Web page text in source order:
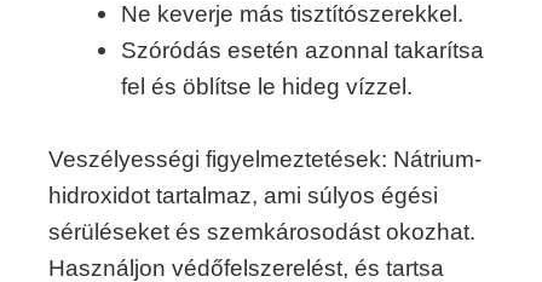
Ne keverje más tisztítószerekkel.
Szóródás esetén azonnal takarítsa
fel és öblítse le hideg vízzel.
Veszélyességi figyelmeztetések: Nátrium-
hidroxidot tartalmaz, ami súlyos égési
sérüléseket és szemkárosodást okozhat.
Használjon védőfelszerelést, és tartsa